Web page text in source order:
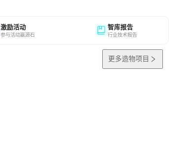
激励活动
参与活动赢源石
智库报告
行业技术报告
更多造物项目